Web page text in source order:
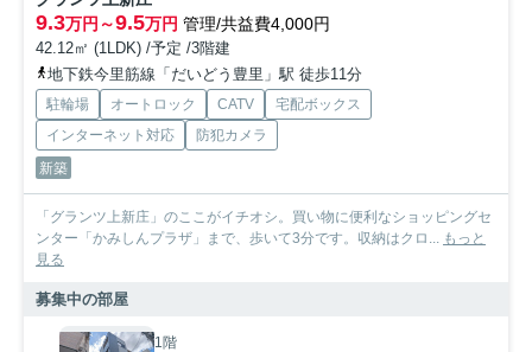
9.3万円～9.5万円 管理/共益費4,000円
42.12㎡ (1LDK) /予定 /3階建
地下鉄今里筋線「だいどう豊里」駅 徒歩11分
駐輪場 オートロック CATV
宅配ボックス
インターネット対応
防犯カメラ
新築
「グランツ上新庄」のここがイチオシ。買い物に便利なショッピングセ
ンター「かみしんプラザ」まで、歩いて3分です。収納はクロ... もっと
見る
募集中の部屋
1階